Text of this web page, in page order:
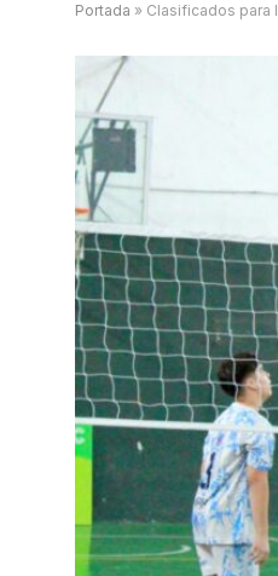
Portada » Clasificados para